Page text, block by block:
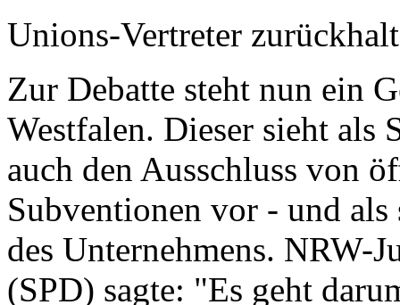
Unions-Vertreter
Zur Debatte steht nun ein
Westfalen. Dieser sieht als
auch den Ausschluss von
Subventionen vor - und
des Unternehmens. NRW-
(SPD) sagte: "Es geht